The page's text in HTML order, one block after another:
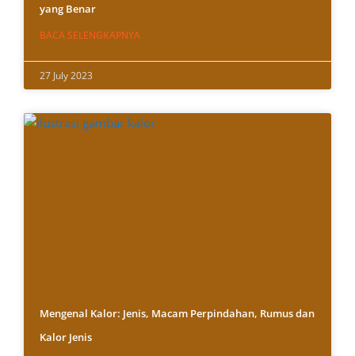
yang Benar
BACA SELENGKAPNYA
27 July 2023
Mengenal Kalor: Jenis, Macam Perpindahan, Rumus dan
Kalor Jenis